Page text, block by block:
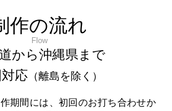
作の流れ
Flow
から沖縄県まで
応 （離島を除く）
期間には、初回のお打ち合わせか